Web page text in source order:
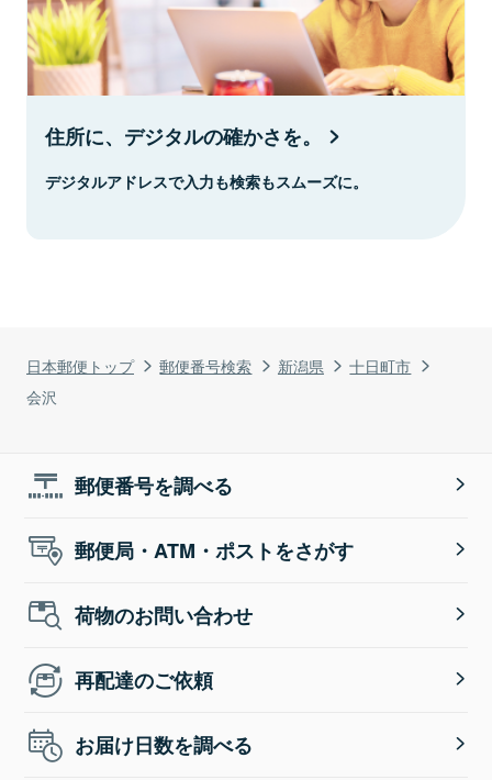
日本郵便トップ 郵便番号検索 新潟県
十日町市
会沢
住所に、デジタルの確かさを。
デジタルアドレスで入力も検索もスムーズに。
郵便番号を調べる
郵便局・ATM・ポストをさがす
荷物のお問い合わせ
再配達のご依頼
お届け日数を調べる